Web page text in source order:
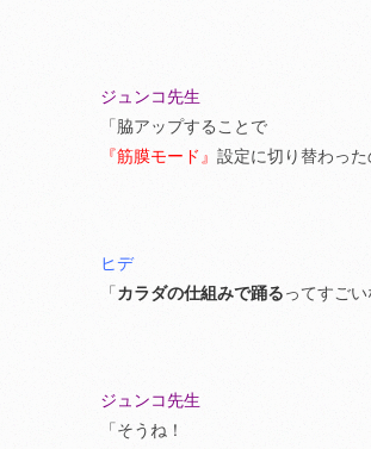
ジュンコ先生
「脇アップすることで
『筋膜モード』 設定に切り替わった
ヒデ
「カラダの仕組みで踊るってすごい
ジュンコ先生
「そうね！